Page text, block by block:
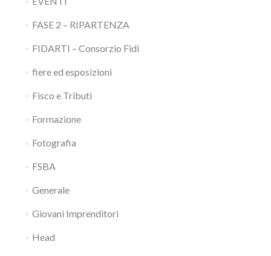
FASE 2 – RIPARTENZA
FIDARTI – Consorzio Fidi
fiere ed esposizioni
Fisco e Tributi
Formazione
Fotografia
FSBA
Generale
Giovani Imprenditori
Head